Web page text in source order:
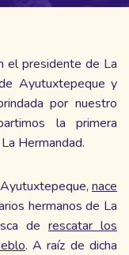
el presidente de La
Ayutuxtepeque y
por nuestro
la primera
Hermandad.
nace
hermanos de La
de rescatar los
. A raíz de dicha